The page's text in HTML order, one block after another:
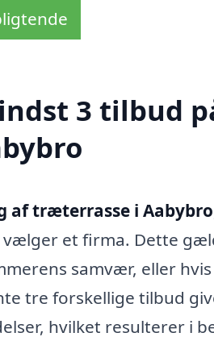
3 tilbud
af træterrasse i Aabybro
et firma. Dette
samvær, eller
tre forskellige tilbud
hvilket resulterer i